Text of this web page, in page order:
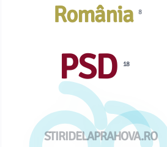
STIRIDELAPRAHOVA.RO
PSD 18
România 8